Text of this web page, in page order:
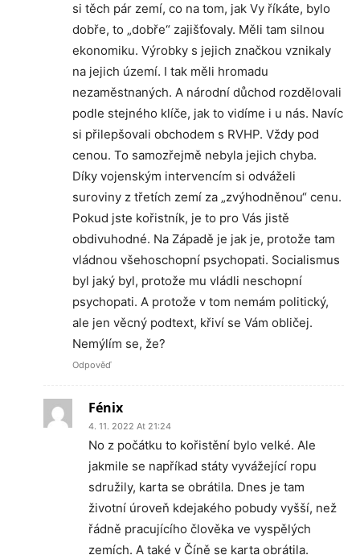
si těch pár zemí, co na tom, jak Vy říkáte, bylo
dobře, to „dobře“ zajišťovaly. Měli tam silnou
ekonomiku. Výrobky s jejich značkou vznikaly
na jejich území. I tak měli hromadu
nezaměstnaných. A národní důchod rozdělovali
podle stejného klíče, jak to vidíme i u nás. Navíc
si přilepšovali obchodem s RVHP. Vždy pod
cenou. To samozřejmě nebyla jejich chyba.
Díky vojenským intervencím si odváželi
suroviny z třetích zemí za „zvýhodněnou“ cenu.
Pokud jste kořistník, je to pro Vás jistě
obdivuhodné. Na Západě je jak je, protože tam
vládnou všehoschopní psychopati. Socialismus
byl jaký byl, protože mu vládli neschopní
psychopati. A protože v tom nemám politický,
ale jen věcný podtext, křiví se Vám obličej.
Nemýlím se, že?
Odpověď
Fénix
4. 11. 2022 At 21:24
No z počátku to kořistění bylo velké. Ale
jakmile se napříkad státy vyvážející ropu
sdružily, karta se obrátila. Dnes je tam
životní úroveň kdejakého pobudy vyšší, než
řádně pracujícího člověka ve vyspělých
zemích. A také v Číně se karta obrátila.